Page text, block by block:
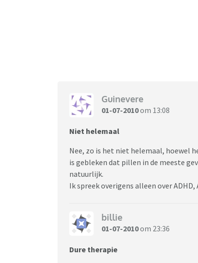
Guinevere
01-07-2010om 13:08
Niet helemaal
Nee, zo is het niet helemaal, hoewel
is gebleken dat pillen in de meeste
natuurlijk.
Ik spreek overigens alleen over ADHD,
billie
01-07-2010om 23:36
Dure therapie